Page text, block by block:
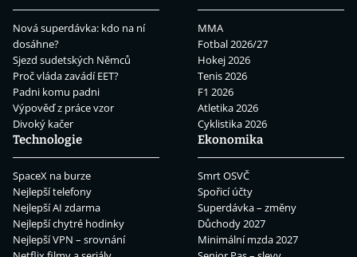
Nová superdávka: kdo na ní
dosáhne?
Sjezd sudetských Němců
Proč vláda zavádí EET?
Padni komu padni
Výpověď z práce vzor
Divoký kačer
MMA
Fotbal 2026/27
Hokej 2026
Tenis 2026
F1 2026
Atletika 2026
Cyklistika 2026
Technologie
SpaceX na burze
Nejlepší telefony
Nejlepší AI zdarma
Nejlepší chytré hodinky
Nejlepší VPN – srovnání
Ekonomika
Smrt OSVČ
Spořicí účty
Superdávka – změny
Důchody 2027
Minimální mzda 2027